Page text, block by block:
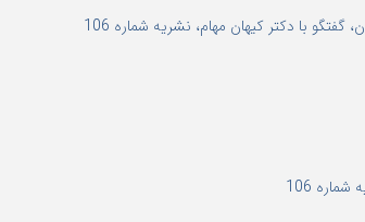
با دکتر کیهان مهام، نشریه شماره 106
106